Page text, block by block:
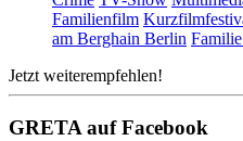
Familienfilm
am Berghain Berlin
Jetzt weiterempfehlen!
GRETA auf Facebook